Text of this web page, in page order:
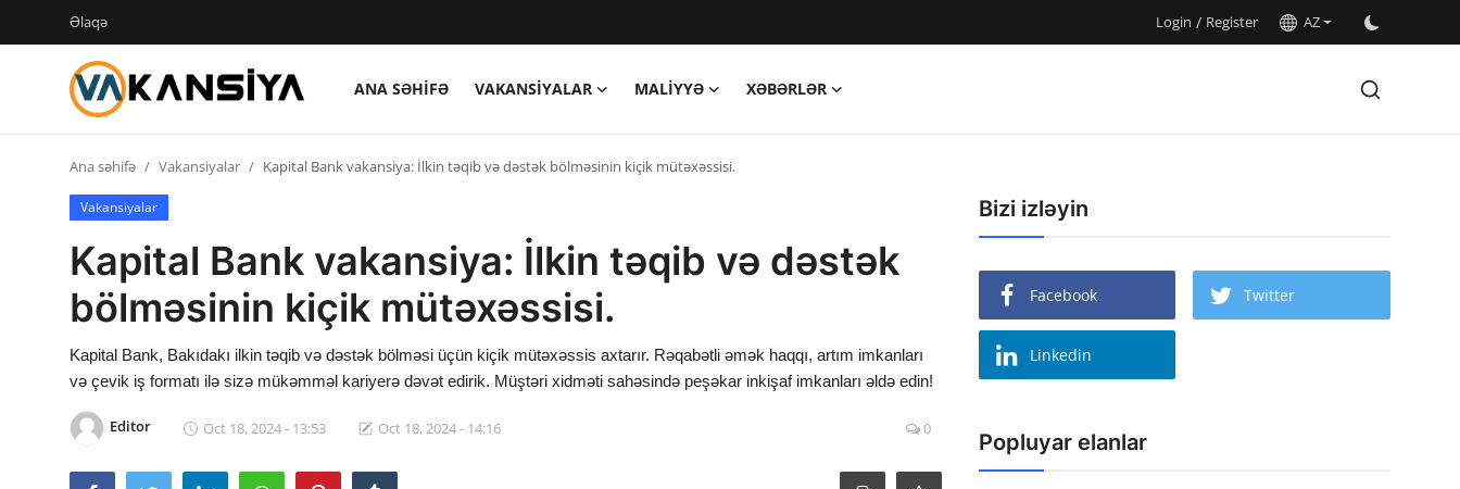
Əlaqə Login / Register AZ
ANA SƏHIFƏ VAKANSIYALAR MALIYYƏ
XƏBƏRLƏR
Login
Maliyyə
Xəbərlər
AZ
Ana səhifə Vakansiyalar Kapital Bank vakansiya: İlkin təqib və dəstək bölməsinin kiçik mütəxəssisi.
Vakansiyalar
Kapital Bank vakansiya: İlkin təqib və dəstək
bölməsinin kiçik mütəxəssisi.
Kapital Bank, Bakıdakı ilkin təqib və dəstək bölməsi üçün kiçik mütəxəssis axtarır. Rəqabətli əmək haqqı, artım imkanları
və çevik iş formatı ilə sizə mükəmməl kariyerə dəvət edirik. Müştəri xidməti sahəsində peşəkar inkişaf imkanları əldə edin!
Editor Oct 18, 2024 - 13:53 Oct 18, 2024 - 14:16 0
Bizi izləyin
Facebook Twitter
Linkedin
Popluyar elanlar